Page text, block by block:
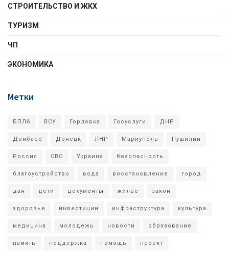
СТРОИТЕЛЬСТВО И ЖКХ
ТУРИЗМ
ЧП
ЭКОНОМИКА
Метки
БПЛА ВСУ Горловка Госуслуги ДНР
Донбасс Донецк ЛНР Мариуполь Пушилин
Россия СВО Украина безопасность
благоустройство вода восстановление город
дан дети документы жильё закон
здоровье инвестиции инфраструктура культура
медицина молодежь новости образование
память поддержка помощь проект